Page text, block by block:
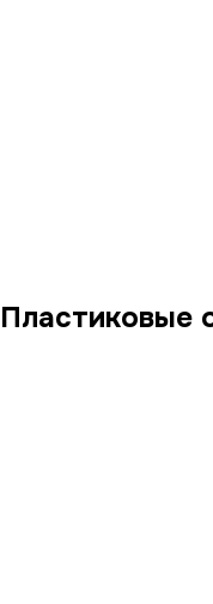
Пластиковые